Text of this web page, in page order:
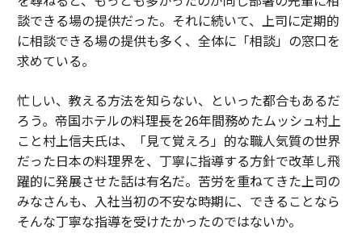
談できる場の提供だった。それに続いて、上司に定期的
に相談できる場の提供も多く、全体に「相談」の窓口を
求めている。
忙しい、教える方法を知らない、といった都合もあるだ
ろう。帝国ホテルの料理長を26年間務めたムッシュ村上
こと村上信夫氏は、「見て覚えろ」的な職人気質の世界
だった日本の料理界を、丁寧に指導する方針で改革し飛
躍的に発展させた話は有名だ。苦労を重ねてきた上司の
みなさんも、入社当初の不安な時期に、できることなら
そんな丁寧な指導を受けたかったのではないか。